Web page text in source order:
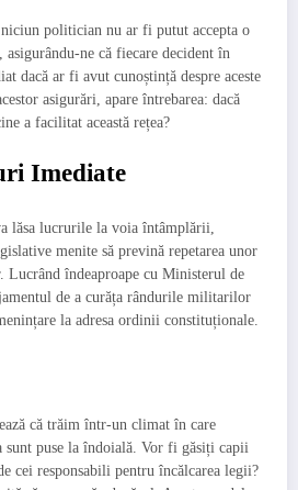
politician nu ar fi putut accepta o
ne că fiecare decident în
dacă ar fi avut cunoștință despre aceste
asigurări, apare întrebarea: dacă
a facilitat această rețea?
Imediate
lăsa lucrurile la voia întâmplării,
menite să prevină repetarea unor
Lucrând îndeaproape cu Ministerul de
de a curăța rândurile militarilor
la adresa ordinii constituționale.
că trăim într-un climat în care
sunt puse la îndoială. Vor fi găsiți capii
cei responsabili pentru încălcarea legii?